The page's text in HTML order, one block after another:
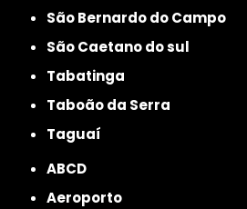
São Bernardo do Campo
São Caetano do sul
Tabatinga
Taboão da Serra
Taguaí
ABCD
Aeroporto